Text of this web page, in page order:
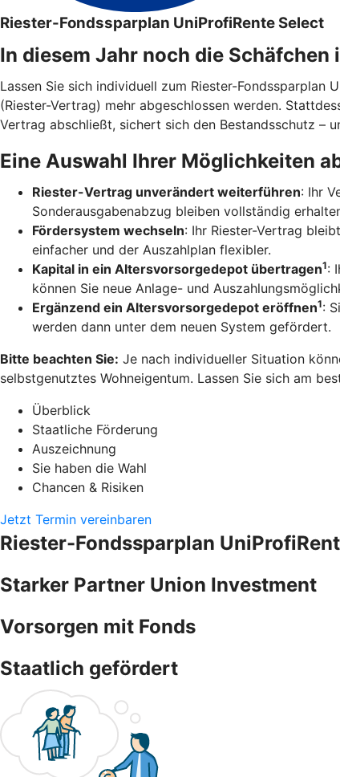
Riester-Fondssparplan UniProfiRente Select
In diesem Jahr noch die Schäfchen
Lassen Sie sich individuell zum Riester-
(Riester-Vertrag) mehr abgeschlossen werden.
Vertrag abschließt, sichert sich den Bestandsschutz –
Eine Auswahl Ihrer Möglichkeiten
Riester-Vertrag unverändert weiterführen: Ihr
Sonderausgabenabzug bleiben vollständig
Fördersystem wechseln: Ihr Riester-Vertrag
einfacher und der Auszahlplan flexibler.
Kapital in ein Altersvorsorgedepot übertragen1:
können Sie neue Anlage- und
Ergänzend ein Altersvorsorgedepot eröffnen1:
werden dann unter dem neuen System gefördert.
Bitte beachten Sie: Je nach individueller Situation
selbstgenutztes Wohneigentum. Lassen Sie sich am
Überblick
Staatliche Förderung
Auszeichnung
Sie haben die Wahl
Chancen & Risiken
Jetzt Termin vereinbaren
Riester-Fondssparplan
Starker Partner Union Investment
Vorsorgen mit Fonds
Staatlich gefördert